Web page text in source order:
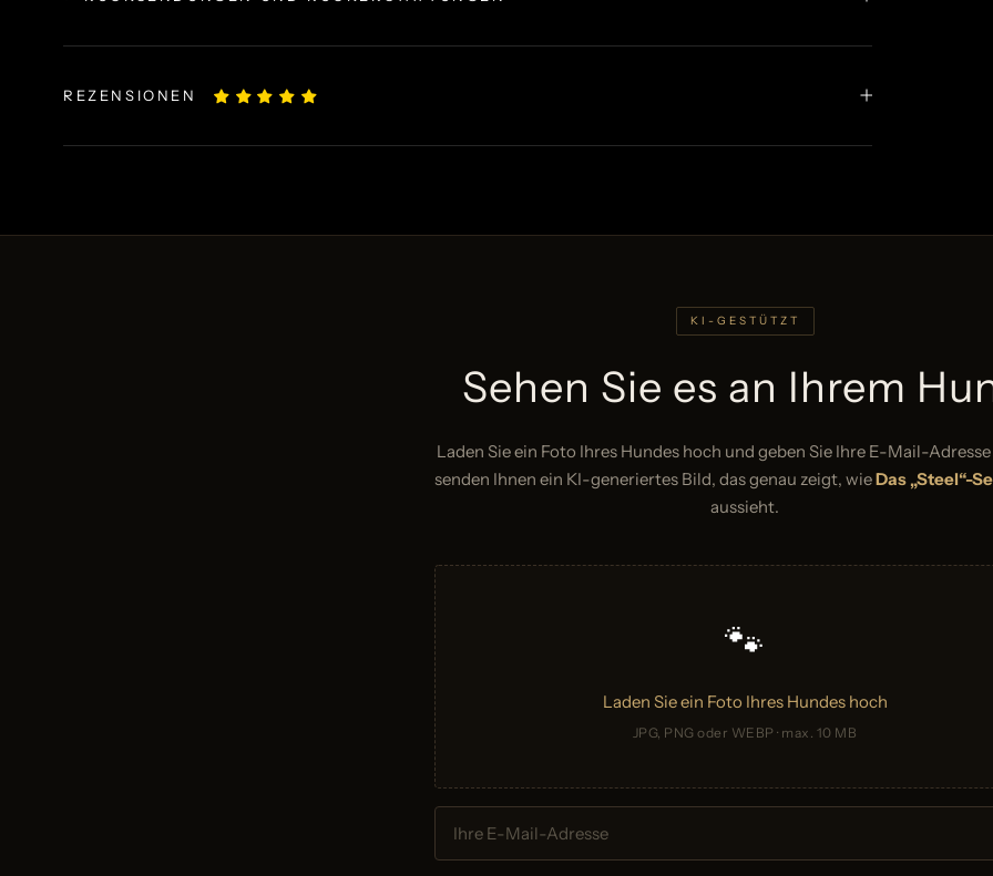
REZENSIONEN
KI-GESTÜTZT
Sehen Sie es an Ihrem
Laden Sie ein Foto Ihres Hundes hoch und geben Sie Ihre E-Mail-
senden Ihnen ein KI-generiertes Bild, das genau zeigt, wieDas „Steel“-
aussieht.
🐾
Laden Sie ein Foto Ihres Hundes hoch
JPG, PNG oder WEBP · max. 10 MB